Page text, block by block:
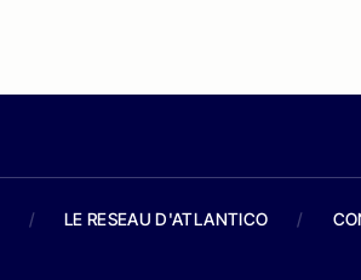
/ LE RESEAU D'ATLANTICO /